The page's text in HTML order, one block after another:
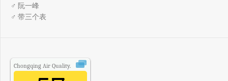
♂ 阮一峰
♂ 带三个表
Chongqing Air Quality.